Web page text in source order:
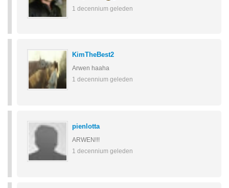
1 decennium geleden
KimTheBest2
Arwen haaha
1 decennium geleden
pienlotta
ARWEN!!!
1 decennium geleden